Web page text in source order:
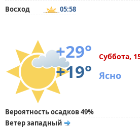
Восход
05:58
+29°
+19°
Суббота,
Ясно
Вероятность осадков 49%
Ветер западный